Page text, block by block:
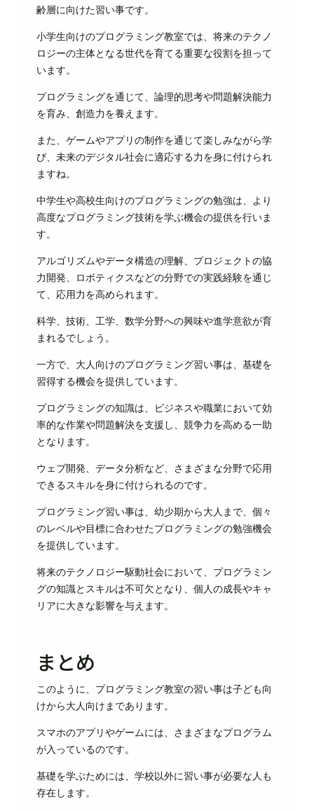
齢層に向けた習い事です。
小学生向けのプログラミング教室では、将来のテクノ
ロジーの主体となる世代を育てる重要な役割を担って
います。
プログラミングを通じて、論理的思考や問題解決能力
を育み、創造力を養えます。
また、ゲームやアプリの制作を通じて楽しみながら学
び、未来のデジタル社会に適応する力を身に付けられ
ますね。
中学生や高校生向けのプログラミングの勉強は、より
高度なプログラミング技術を学ぶ機会の提供を行いま
す。
アルゴリズムやデータ構造の理解、プロジェクトの協
力開発、ロボティクスなどの分野での実践経験を通じ
て、応用力を高められます。
科学、技術、工学、数学分野への興味や進学意欲が育
まれるでしょう。
一方で、大人向けのプログラミング習い事は、基礎を
習得する機会を提供しています。
プログラミングの知識は、ビジネスや職業において効
率的な作業や問題解決を支援し、競争力を高める一助
となります。
ウェブ開発、データ分析など、さまざまな分野で応用
できるスキルを身に付けられるのです。
プログラミング習い事は、幼少期から大人まで、個々
のレベルや目標に合わせたプログラミングの勉強機会
を提供しています。
将来のテクノロジー駆動社会において、プログラミン
グの知識とスキルは不可欠となり、個人の成長やキャ
リアに大きな影響を与えます。
まとめ
このように、プログラミング教室の習い事は子ども向
けから大人向けまであります。
スマホのアプリやゲームには、さまざまなプログラム
が入っているのです。
基礎を学ぶためには、学校以外に習い事が必要な人も
存在します。